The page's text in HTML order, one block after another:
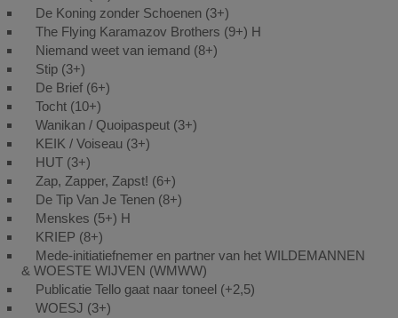
De Koning zonder Schoenen (3+)
The Flying Karamazov Brothers (9+) H
Niemand weet van iemand (8+)
Stip (3+)
De Brief (6+)
Tocht (10+)
Wanikan / Quoipaspeut (3+)
KEIK / Voiseau (3+)
HUT (3+)
Zap, Zapper, Zapst! (6+)
De Tip Van Je Tenen (8+)
Menskes (5+) H
KRIEP (8+)
Mede-initiatiefnemer en partner van het WILDEMANNEN
& WOESTE WIJVEN (WMWW)
Publicatie Tello gaat naar toneel (+2,5)
WOESJ (3+)